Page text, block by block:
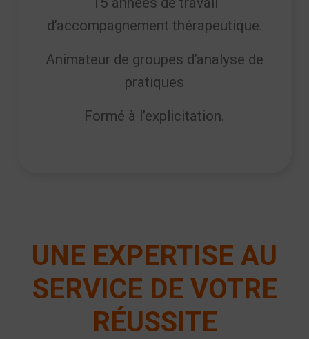
d’accompagnement thérapeutique.
Animateur de groupes d’analyse de
pratiques
Formé à l’explicitation.
UNE EXPERTISE AU
SERVICE DE VOTRE
RÉUSSITE